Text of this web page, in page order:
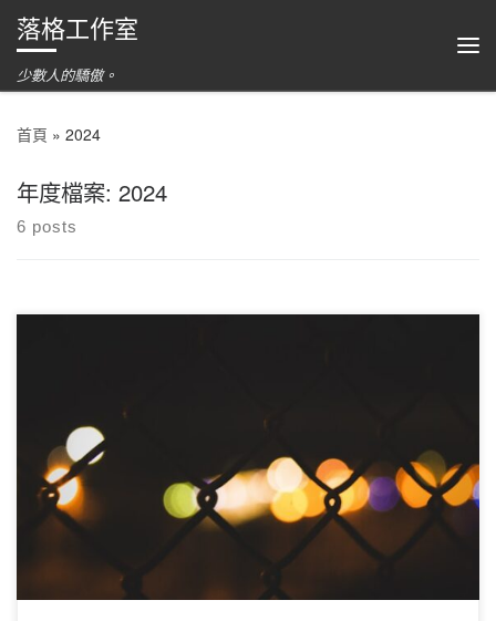
跳到內容
落格工作室
少數人的驕傲。
首頁 » 2024
年度檔案: 2024
6 posts
理解的應用場景。 ——當然了代價就是模型的回復速度很慢，而且
由於需要在內部進行多輪的思考，所以也不能支援 streaming。另
外，思考時消耗的 token 也是算在用戶頭上的。所以顯然，模型的
價格是很貴的。 現在起，你也可以在落格智聊體驗和使用 O1 模型
了。我們現階段接入了兩個 O1 模型，它們分別是 [ crayon-
6a79b14278936948919189-i/] 和 [crayon-
6a79b14278941548217283-i/ ] 定價 O1 Preview 輸入 0.3， 輸出
0.8 O1 Mini 輸入 0.06，輸出 0.25 限制 目前由於還是內測階段，
OpenAI 給的流量很小，每個帳號每分鐘只能有 20 個請求，所以
還請各位省著點用，將來容量放開後我們也會相應地進一步降低價